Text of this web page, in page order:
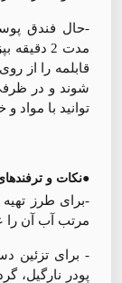
-حال فندق
مدت 2
قابلمه را از
شوند و در
توانید با
●نکات و
-برای طرز
مرتب آب آن را
- برای تزئین
پودر نارگیل،